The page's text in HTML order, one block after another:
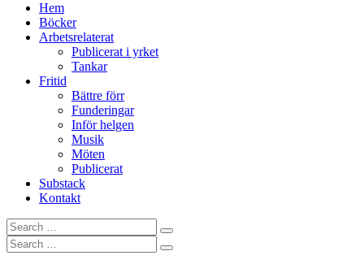
Hem
Böcker
Arbetsrelaterat
Publicerat i yrket
Tankar
Fritid
Bättre förr
Funderingar
Inför helgen
Musik
Möten
Publicerat
Substack
Kontakt
Search
for:
Search
Search
for:
Search